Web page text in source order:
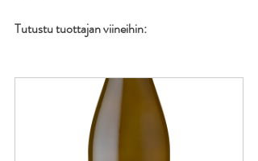
Tutustu tuottajan viineihin: